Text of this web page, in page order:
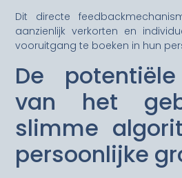
Dit directe
aanzienlijk verkorten en
vooruitgang te boeken in hun
De
van het
slimme
persoonlijke